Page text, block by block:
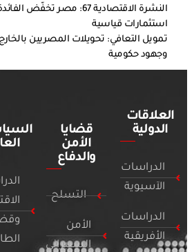
النشرة الاقتصادية 67: مصر تخفّض
استثمارات قياسية
تمويل التعافي: تحويلات المصريين
وجهود حكومية
العلاقات
الدولية
الدراسات
الآسيوية
الدراسات
الأفريقية
قضايا
الأمن
والدفاع
التسلح
الأمن
السيبراني